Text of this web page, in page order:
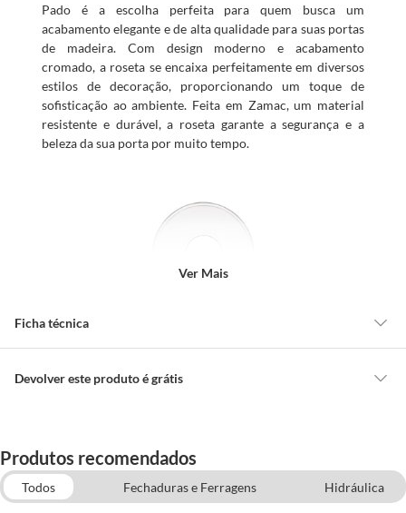
Pado é a escolha perfeita para quem busca um
acabamento elegante e de alta qualidade para suas portas
de madeira. Com design moderno e acabamento
cromado, a roseta se encaixa perfeitamente em diversos
estilos de decoração, proporcionando um toque de
sofisticação ao ambiente. Feita em Zamac, um material
resistente e durável, a roseta garante a segurança e a
beleza da sua porta por muito tempo.
Ver Mais
Ficha técnica
Modelo
Uso Portas de madeira em geral.
Devolver este produto é grátis
O cliente poderá requerer a troca de produtos Marca Própria adquiridos
ou oriundos das lojas da Construdecor, no entanto, a troca só é
obrigatória quando este produto apresentar vício, ou seja, quando
apresentar irregularidade quanto à qualidade e/ou quantidade que torne
Produtos recomendados
Todos Fechaduras e Ferragens
Hidráulica